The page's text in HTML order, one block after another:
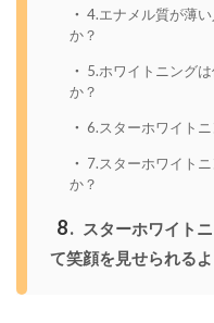
4.エナメル質が薄
か？
5.ホワイトニング
か？
6.スターホワイト
7.スターホワイト
か？
8
スターホワイト
て笑顔を見せられる